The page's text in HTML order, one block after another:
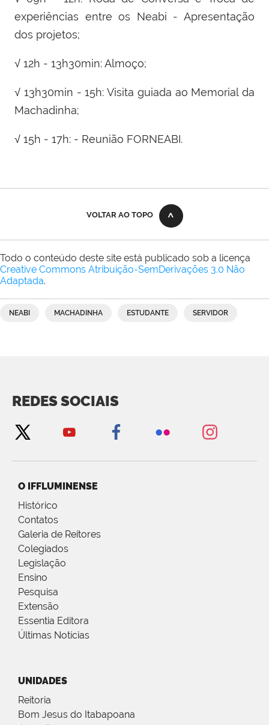
experiências entre os Neabi - Apresentação
dos projetos;
√ 12h - 13h30min: Almoço;
√ 13h30min - 15h: Visita guiada ao Memorial da
Machadinha;
√ 15h - 17h: - Reunião FORNEABI.
VOLTAR AO TOPO
Todo o conteúdo deste site está publicado sob a licença
Creative Commons Atribuição-SemDerivações 3.0 Não
Adaptada.
NEABI MACHADINHA ESTUDANTE SERVIDOR
REDES SOCIAIS
O IFFLUMINENSE
Histórico
Contatos
Galeria de Reitores
Colegiados
Legislação
Ensino
Pesquisa
Extensão
Essentia Editora
Últimas Notícias
UNIDADES
Reitoria
Bom Jesus do Itabapoana